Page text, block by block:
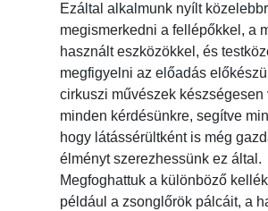
Ezáltal alkalmunk nyílt
megismerkedni a fellépőkkel, a
használt eszközökkel, és
megfigyelni az előadás
cirkuszi művészek készségesen
minden kérdésünkre, segítve
hogy látássérültként is még
élményt szerezhessünk ez által.
Megfoghattuk a különböző
például a zsonglőrök pálcáit, a